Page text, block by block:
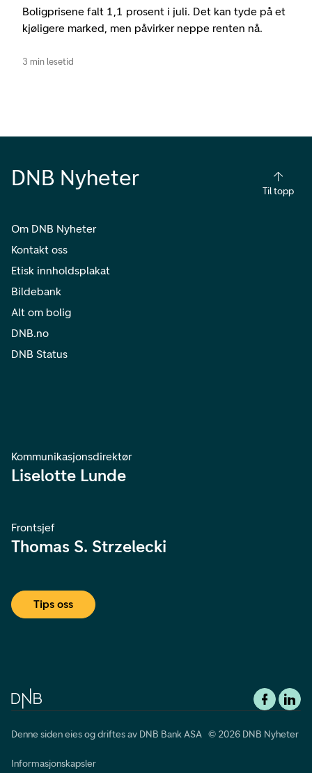
Boligprisene falt 1,1 prosent i juli. Det kan tyde på et
kjøligere marked, men påvirker neppe renten nå.
3 min lesetid
DNB Nyheter
Til topp
Om DNB Nyheter
Kontakt oss
Etisk innholdsplakat
Bildebank
Alt om bolig
DNB.no
DNB Status
Kommunikasjonsdirektør
Liselotte Lunde
Frontsjef
Thomas S. Strzelecki
Tips oss
Denne siden eies og driftes av DNB Bank ASA © 2026 DNB Nyheter
Informasjonskapsler